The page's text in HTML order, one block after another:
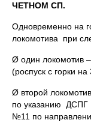
ЧЕТНОМ СП.
Одновременно на
локомотива при
Ø один локомотив
(роспуск с горки на
Ø второй
по указанию ДСПГ
№11 по